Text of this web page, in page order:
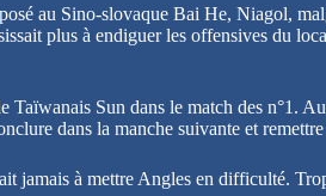
au Sino-slovaque Bai He, Niagol,
plus à endiguer les offensives du
Sun dans le match des n°1.
dans la manche suivante et
jamais à mettre Angles en difficulté.